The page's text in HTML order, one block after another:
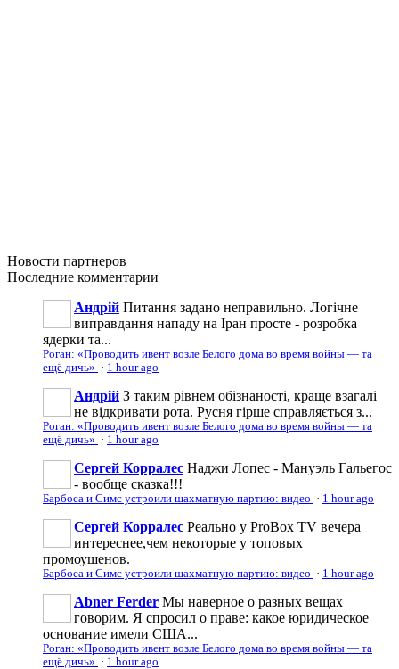
Новости партнеров
Последние комментарии
Андрій Питання задано неправильно. Логічне
виправдання нападу на Іран просте - розробка
ядерки та...
Роган: «Проводить ивент возле Белого дома во время войны — та
ещё дичь» · 1 hour ago
Андрій З таким рівнем обізнаності, краще взагалі
не відкривати рота. Русня гірше справляється з...
Роган: «Проводить ивент возле Белого дома во время войны — та
ещё дичь» · 1 hour ago
Сергей Корралес Наджи Лопес - Мануэль Гальегос
- вообще сказка!!!
Барбоса и Симс устроили шахматную партию: видео · 1 hour ago
Сергей Корралес Реально у ProBox TV вечера
интереснее,чем некоторые у топовых
промоушенов.
Барбоса и Симс устроили шахматную партию: видео · 1 hour ago
Abner Ferder Мы наверное о разных вещах
говорим. Я спросил о праве: какое юридическое
основание имели США...
Роган: «Проводить ивент возле Белого дома во время войны — та
ещё дичь» · 1 hour ago